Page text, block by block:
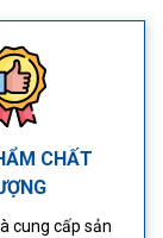
CHẤT
cung cấp sản